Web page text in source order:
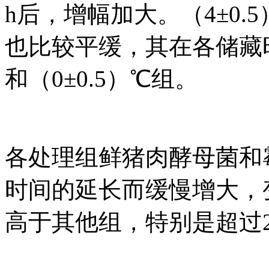
h后，增幅加大。（
也比较平缓，其在各储
和（0±0.5）℃组。
各处理组鲜猪肉酵母菌
时间的延长而缓慢增大
高于其他组，特别是超